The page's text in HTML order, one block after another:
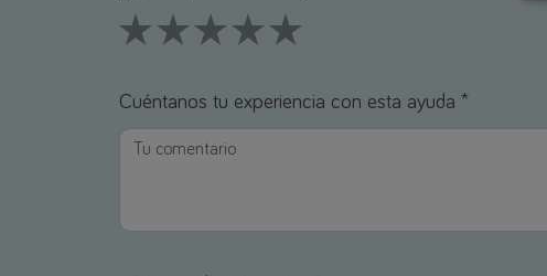
Cuéntanos tu experiencia con esta ayuda *